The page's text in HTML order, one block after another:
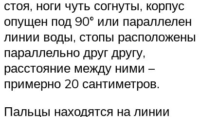
стоя, ноги чуть согнуты, корпус
опущен под 90° или параллелен
линии воды, стопы расположены
параллельно друг другу,
расстояние между ними –
примерно 20 сантиметров.
Пальцы находятся на линии